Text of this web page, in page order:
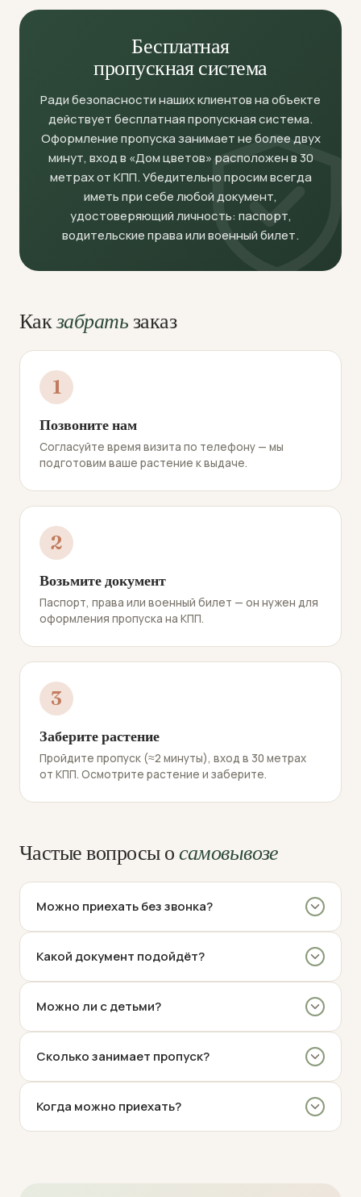
Бесплатная
пропускная система
Ради безопасности наших клиентов на объекте
действует бесплатная пропускная система.
Оформление пропуска занимает не более двух
минут, вход в «Дом цветов» расположен в 30
метрах от КПП. Убедительно просим всегда
иметь при себе любой документ,
удостоверяющий личность: паспорт,
водительские права или военный билет.
Какзабратьзаказ
1
Позвоните нам
Согласуйте время визита по телефону — мы
подготовим ваше растение к выдаче.
2
Возьмите документ
Паспорт, права или военный билет — он нужен для
оформления пропуска на КПП.
3
Заберите растение
Пройдите пропуск (≈2 минуты), вход в 30 метрах
от КПП. Осмотрите растение и заберите.
Частые вопросы осамовывозе
Можно приехать без звонка?
Какой документ подойдёт?
Можно ли с детьми?
Сколько занимает пропуск?
Когда можно приехать?